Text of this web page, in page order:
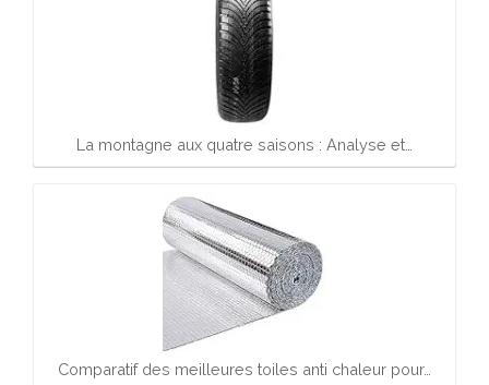
La montagne aux quatre saisons : Analyse et…
Comparatif des meilleures toiles anti chaleur pour…